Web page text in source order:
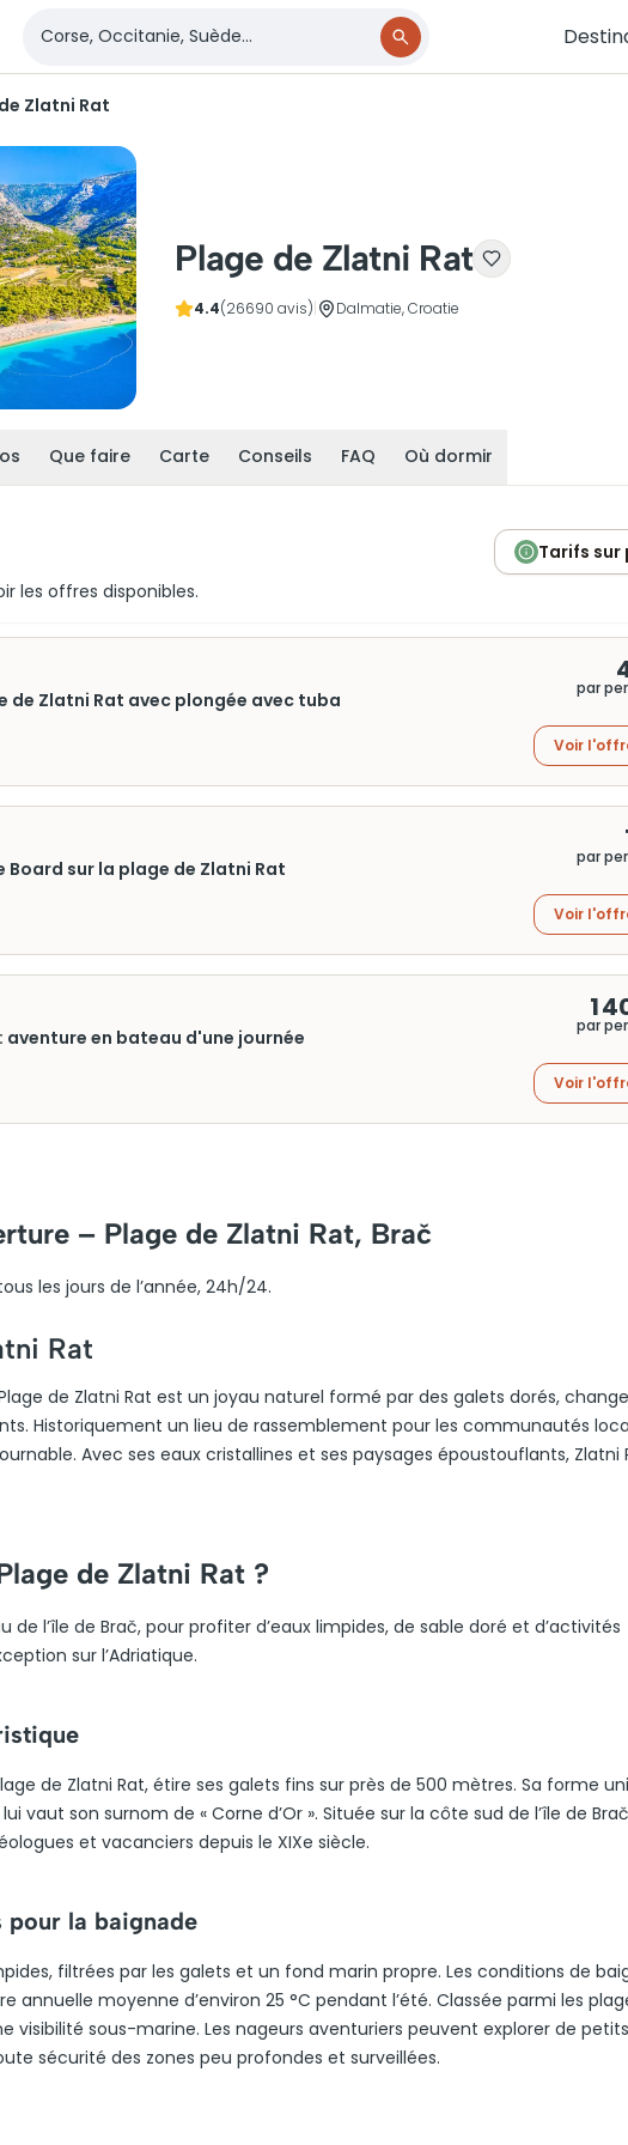
Zlatni Rat
Plage de Zlatni Rat
4.4(26690 avis) Dalmatie, Croatie
Que faire Carte Conseils FAQ Où dormir
les offres disponibles.
Tarifs sur
de Zlatni Rat avec plongée avec tuba
par
Voir
Board sur la plage de Zlatni Rat
par
Voir
aventure en bateau d'une journée
1
par
Voir
– Plage de Zlatni Rat, Brač
les jours de l’année, 24h/24.
Rat
de Zlatni Rat est un joyau naturel formé par des galets dorés,
Historiquement un lieu de rassemblement pour les communautés
Avec ses eaux cristallines et ses paysages époustouflants, Zlatni
de Zlatni Rat ?
de l’île de Brač, pour profiter d’eaux limpides, de sable doré et d’activités
sur l’Adriatique.
de Zlatni Rat, étire ses galets fins sur près de 500 mètres. Sa forme
vaut son surnom de « Corne d’Or ». Située sur la côte sud de l’île de
et vacanciers depuis le XIXe siècle.
pour la baignade
filtrées par les galets et un fond marin propre. Les conditions de
moyenne d’environ 25 °C pendant l’été. Classée parmi les
visibilité sous-marine. Les nageurs aventuriers peuvent explorer de
sécurité des zones peu profondes et surveillées.